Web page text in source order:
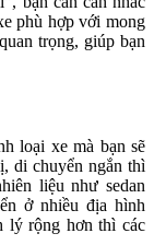
phù hợp với mong
trọng, giúp bạn
loại xe mà bạn sẽ
di chuyển ngắn thì
liệu như sedan
ở nhiều địa hình
lý rộng hơn thì các